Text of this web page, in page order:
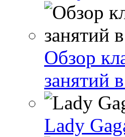
Обзор
занятий
Lady